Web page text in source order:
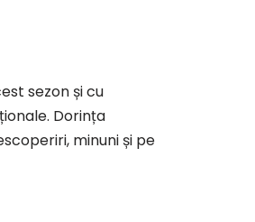
sezon și cu
Dorința
minuni și pe